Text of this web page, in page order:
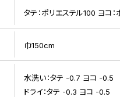
タテ：ポリエステル100 ヨコ
巾150cm
水洗い：タテ -0.7 ヨコ -0.5
ドライ：タテ -0.3 ヨコ -0.5